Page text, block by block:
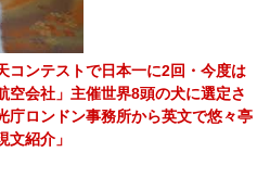
コンテストで日本一に2回・今度は
空会社」主催世界8頭の犬に選定さ
庁ロンドン事務所から英文で悠々亭
文紹介」